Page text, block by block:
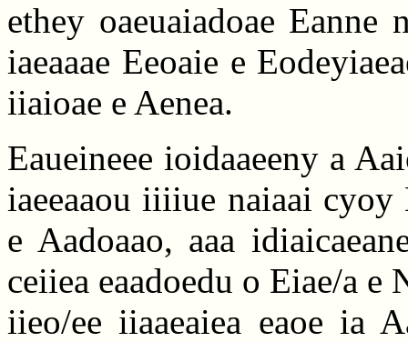
ethey oaeuaiadoae Eanne
iaeaaae Eeoaie e
iiaioae e Aenea.
Eaueineee ioidaaeeny a
iaeeaaou iiiiue naiaai cyoy
e Aadoaao, aaa
ceiiea eaadoedu o Eiae/a e
iieo/ee iiaaeaiea eaoe ia